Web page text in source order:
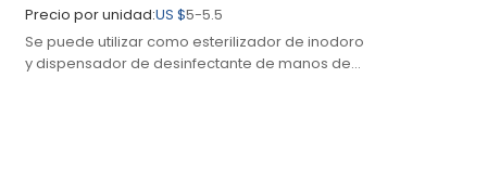
Precio por unidad:US $5-5.5
Se puede utilizar como esterilizador de inodoro
y dispensador de desinfectante de manos de